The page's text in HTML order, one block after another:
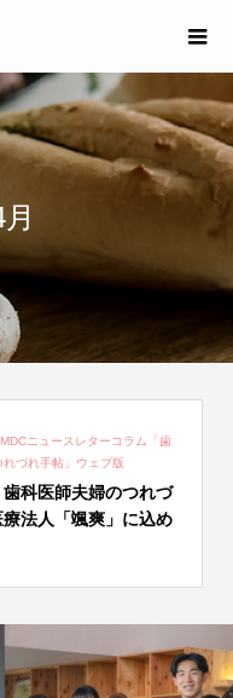
MDCニュースレターコラム「歯
づれ手帖」ウェブ版
科医師夫婦のつれづ
法人「颯爽」に込め